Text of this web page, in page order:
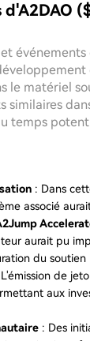
le matériel
similaires
temps
: Dans
associé
aurait pu
du soutien
de
aux
: Des